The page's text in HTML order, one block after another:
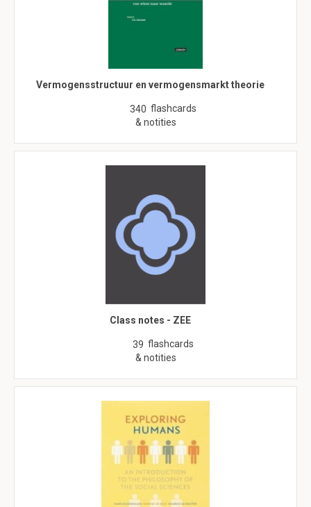
Vermogensstructuur en vermogensmarkt theorie
340 flashcards
& notities
Class notes - ZEE
39 flashcards
& notities